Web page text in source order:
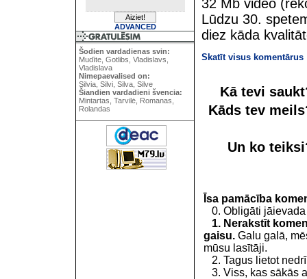
ADVANCED
Šodien vardadienas svin:
Mudīte, Gotlibs, Vladislavs,
Vladislava
Nimepaevalised on:
Silvia, Silvi, Silva, Silve
Šiandien vardadieni švencia:
Mintartas, Tarvilė, Romanas,
Rolandas
32 Mb video
Lūdzu 30.
diez kāda
Skatīt visus komentārus
Kā tevi
Kāds tev
Un ko
Īsa pamācība
0. Obligāti jāievada
1. Nerakstīt
gaisu. Galu galā,
mūsu lasītāji.
2. Tagus lietot
3. Viss, kas sākās